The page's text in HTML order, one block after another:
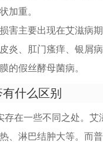
加重。
害主要出现在艾滋病
炎、肛门瘙痒、银屑
的假丝酵母菌病。
什么区别
存在一些不同之处。
、淋巴结肿大等。而